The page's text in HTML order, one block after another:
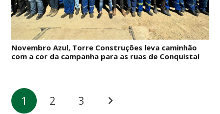
Novembro Azul, Torre Construções leva caminhão
com a cor da campanha para as ruas de Conquista!
1 2 3